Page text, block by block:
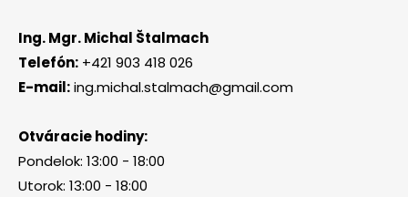
Ing. Mgr. Michal Štalmach
Telefón: +421 903 418 026
E-mail:ing.michal.stalmach@gmail.com
Otváracie hodiny:
Pondelok: 13:00 - 18:00
Utorok: 13:00 - 18:00